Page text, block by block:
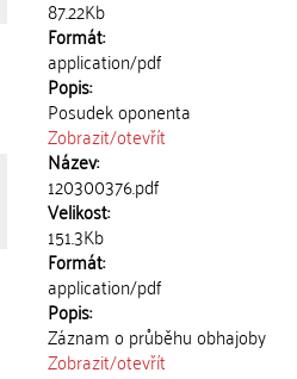
87.22Kb
Formát:
application/pdf
Popis:
Posudek oponenta
Zobrazit/otevřít
Název:
120300376.pdf
Velikost:
151.3Kb
Formát:
application/pdf
Popis:
Záznam o průběhu obhajoby
Zobrazit/otevřít